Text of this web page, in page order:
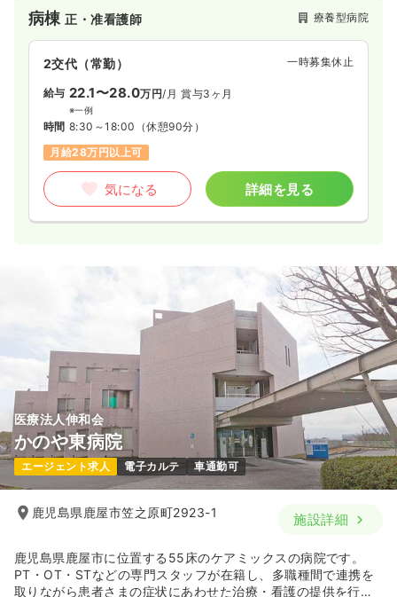
病棟正・准看護師 療養型病院
2交代（常勤） 一時募集休止
給与 22.1〜28.0万円/月 賞与3ヶ月
※一例
時間 8:30～18:00 （休憩90分）
月給28万円以上可
気になる 詳細を見る
医療法人伸和会
かのや東病院
エージェント求人 電子カルテ 車通勤可
鹿児島県鹿屋市笠之原町2923-1 施設詳細
鹿児島県鹿屋市に位置する55床のケアミックスの病院です。
PT・OT・STなどの専門スタッフが在籍し、多職種間で連携を
取りながら患者さまの症状にあわせた治療・看護の提供を行っ